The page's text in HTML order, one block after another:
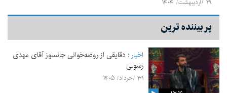
۲۹ /اردیبهشت/ ۱۴۰۴
پر بیننده ترین
اخبار دقایقی از روضه‌خوانی جانسوز آقای مهدی
رسولی
۳۱ /خرداد/ ۱۴۰۵